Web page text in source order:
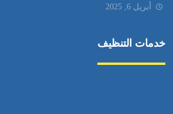
أبريل 6, 2025
خدمات التنظيف